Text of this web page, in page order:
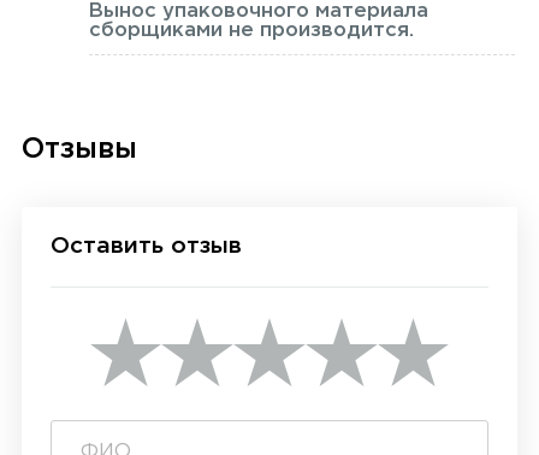
Вынос упаковочного материала
сборщиками не производится.
Отзывы
Оставить отзыв